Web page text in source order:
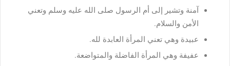
آمنة وتشير إلى أم الرسول صلى الله عليه وسلم وتعني
الأمن والسلام.
عبيدة وهي تعني المرأة العابدة لله.
عفيفة وهي المرأة الفاضلة والمتواضعة.